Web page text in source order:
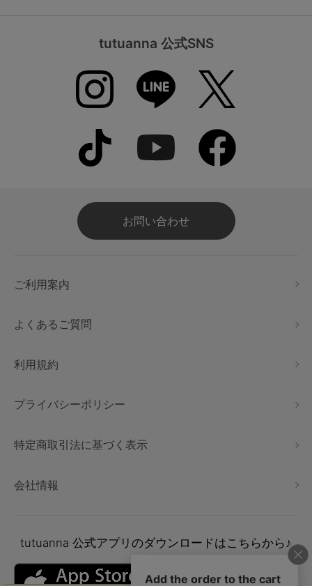
tutuanna 公式SNS
お問い合わせ
ご利用案内
よくあるご質問
利用規約
プライバシーポリシー
特定商取引法に基づく表示
会社情報
tutuanna 公式アプリのダウンロードはこちらから♪